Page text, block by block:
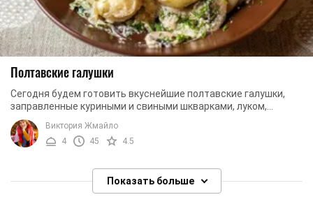
Полтавские галушки
Сегодня будем готовить вкуснейшие полтавские галушки,
заправленные куриными и свиными шкварками, луком,
морковью и сметаной. Поверьте, это очень ...
Виктория Жмайло
4
45 4.5
Показать больше